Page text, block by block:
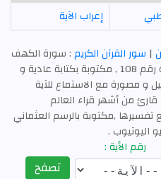
إعراب الآية
| سور القرآن الكريم: سورة الكهف
Al-Kahf الآية رقم 108 , مكتوبة بكتابة عادية و
و مصورة مع الاستماع للآية
من أشهر قراء العالم
تفسيرها ,مكتوبة بالرسم العثماني
اليوتيوب .
رقم الأية :
تصفح